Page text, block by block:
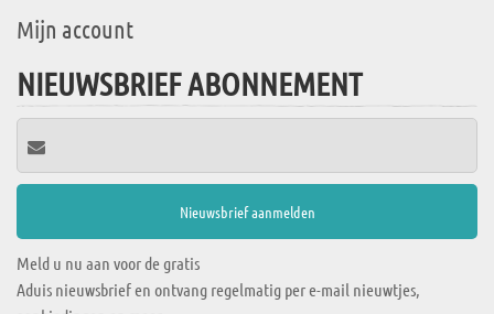
Mijn account
NIEUWSBRIEF ABONNEMENT
Meld u nu aan voor de gratis
Aduis nieuwsbrief en ontvang regelmatig per e-mail nieuwtjes,